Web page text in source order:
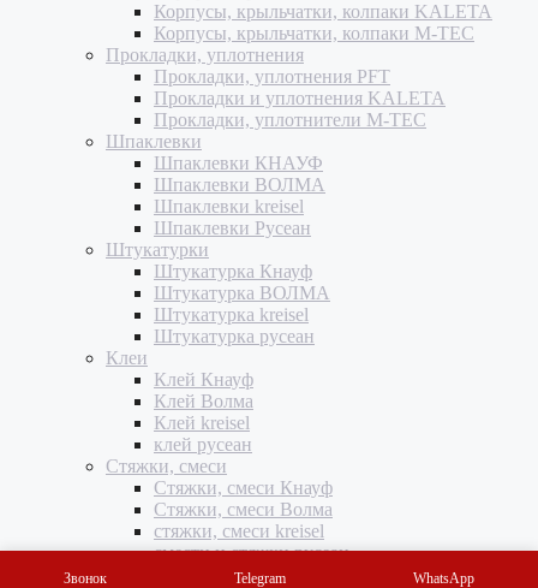
Звонок Telegram WhatsApp
Корпусы, крыльчатки, колпаки KALETA
Корпусы, крыльчатки, колпаки M-TEC
Прокладки, уплотнения
Прокладки, уплотнения PFT
Прокладки и уплотнения KALETA
Прокладки, уплотнители M-TEC
Шпаклевки
Шпаклевки КНАУФ
Шпаклевки ВОЛМА
Шпаклевки kreisel
Шпаклевки Русеан
Штукатурки
Штукатурка Кнауф
Штукатурка ВОЛМА
Штукатурка kreisel
Штукатурка русеан
Клеи
Клей Кнауф
Клей Волма
Клей kreisel
клей русеан
Стяжки, смеси
Стяжки, смеси Кнауф
Стяжки, смеси Волма
стяжки, смеси kreisel
смести и стяжки русеан
Грунтовки